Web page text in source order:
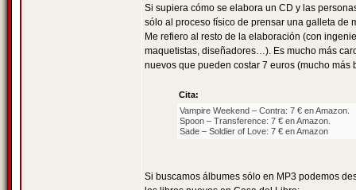
Si supiera cómo se elabora un CD y las
sólo al proceso físico de prensar una galleta de
Me refiero al resto de la elaboración (con
maquetistas, diseñadores…). Es mucho más
nuevos que pueden costar 7 euros (mucho
Cita:
Vampire Weekend – Contra: 7 € en Amazon.
Spoon – Transference: 7 € en Amazon.
Sade – Soldier of Love: 7 € en Amazon
Si buscamos álbumes sólo en MP3 podemos